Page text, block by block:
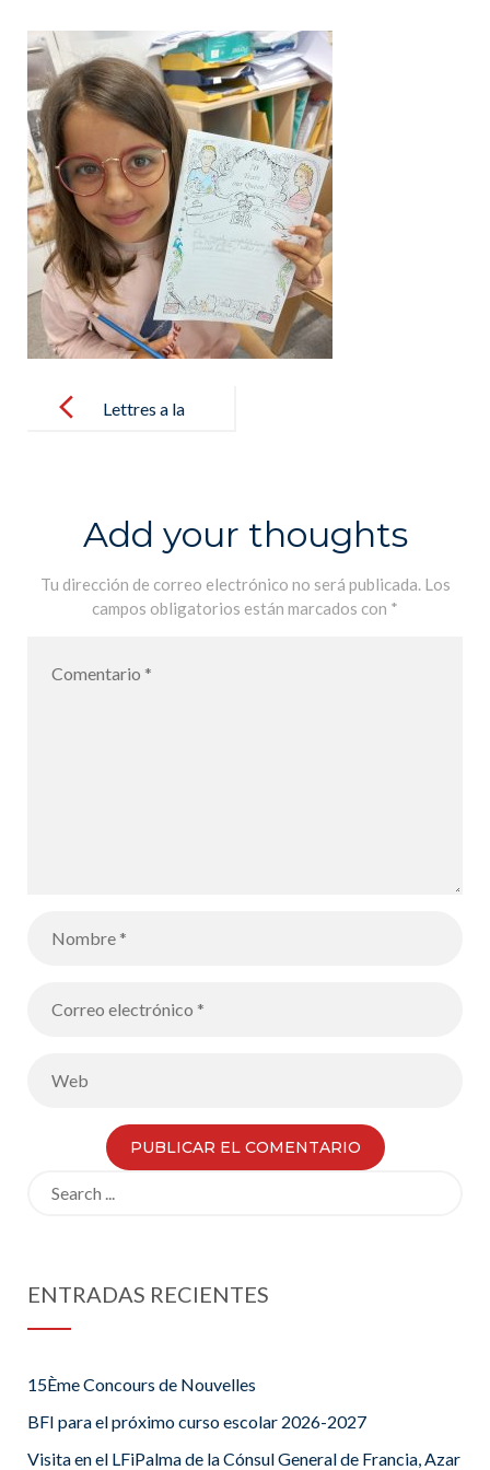
navigationLettres a la
Add your thoughts
Tu dirección de correo electrónico no será publicada. Los
campos obligatorios están marcados con *
ENTRADAS RECIENTES
15Ème Concours de Nouvelles
BFI para el próximo curso escolar 2026-2027
Visita en el LFiPalma de la Cónsul General de Francia, Azar